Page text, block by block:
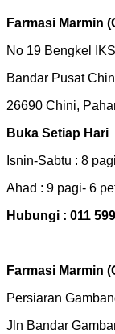
Farmasi Marmin
No 19 Bengkel
Bandar Pusat
26690 Chini,
Buka Setiap Hari
Isnin-Sabtu : 8
Ahad : 9 pagi- 6
Hubungi : 011
Farmasi Marmin
Persiaran
Jln Bandar